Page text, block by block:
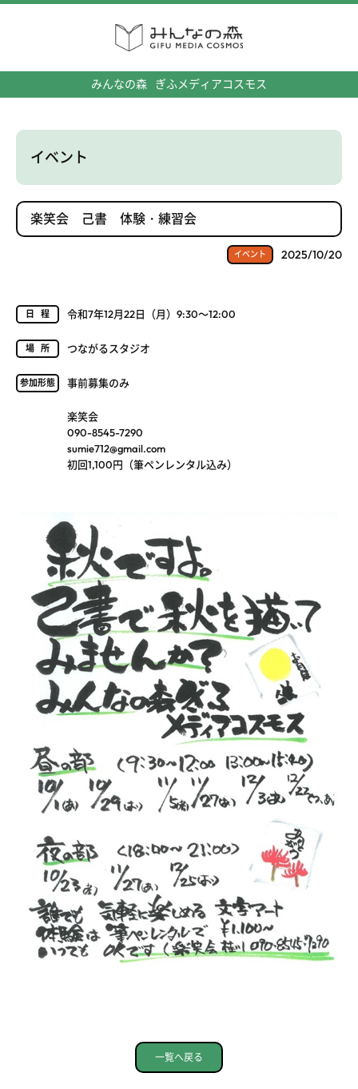
みんなの森 ぎふメディアコスモス
イベント
楽笑会 己書 体験・練習会
イベント 2025/10/20
日程 令和7年12月22日（月）9:30～12:00
場所 つながるスタジオ
参加形態 事前募集のみ
楽笑会
090-8545-7290
sumie712@gmail.com
初回1,100円（筆ペンレンタル込み）
一覧へ戻る